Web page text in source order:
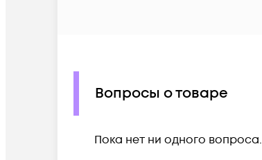
Вопросы о товаре
Пока нет ни одного вопроса.